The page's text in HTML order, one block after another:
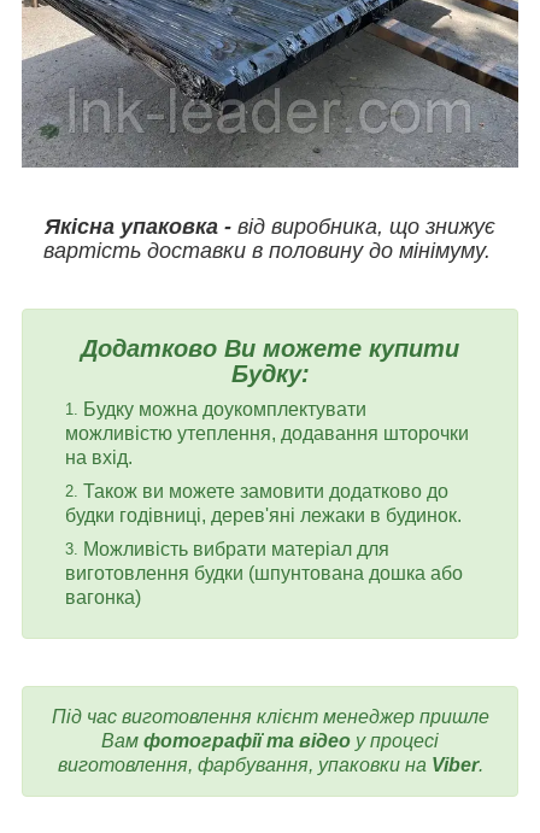
Якісна упаковка - від виробника, що знижує
вартість доставки в половину до мінімуму.
Додатково Ви можете купити
Будку:
Будку можна доукомплектувати
можливістю утеплення, додавання шторочки
на вхід.
Також ви можете замовити додатково до
будки годівниці, дерев'яні лежаки в будинок.
Можливість вибрати матеріал для
виготовлення будки (шпунтована дошка або
вагонка)
Під час виготовлення клієнт менеджер пришле
Вам фотографії та відео у процесі
виготовлення, фарбування, упаковки на Viber.